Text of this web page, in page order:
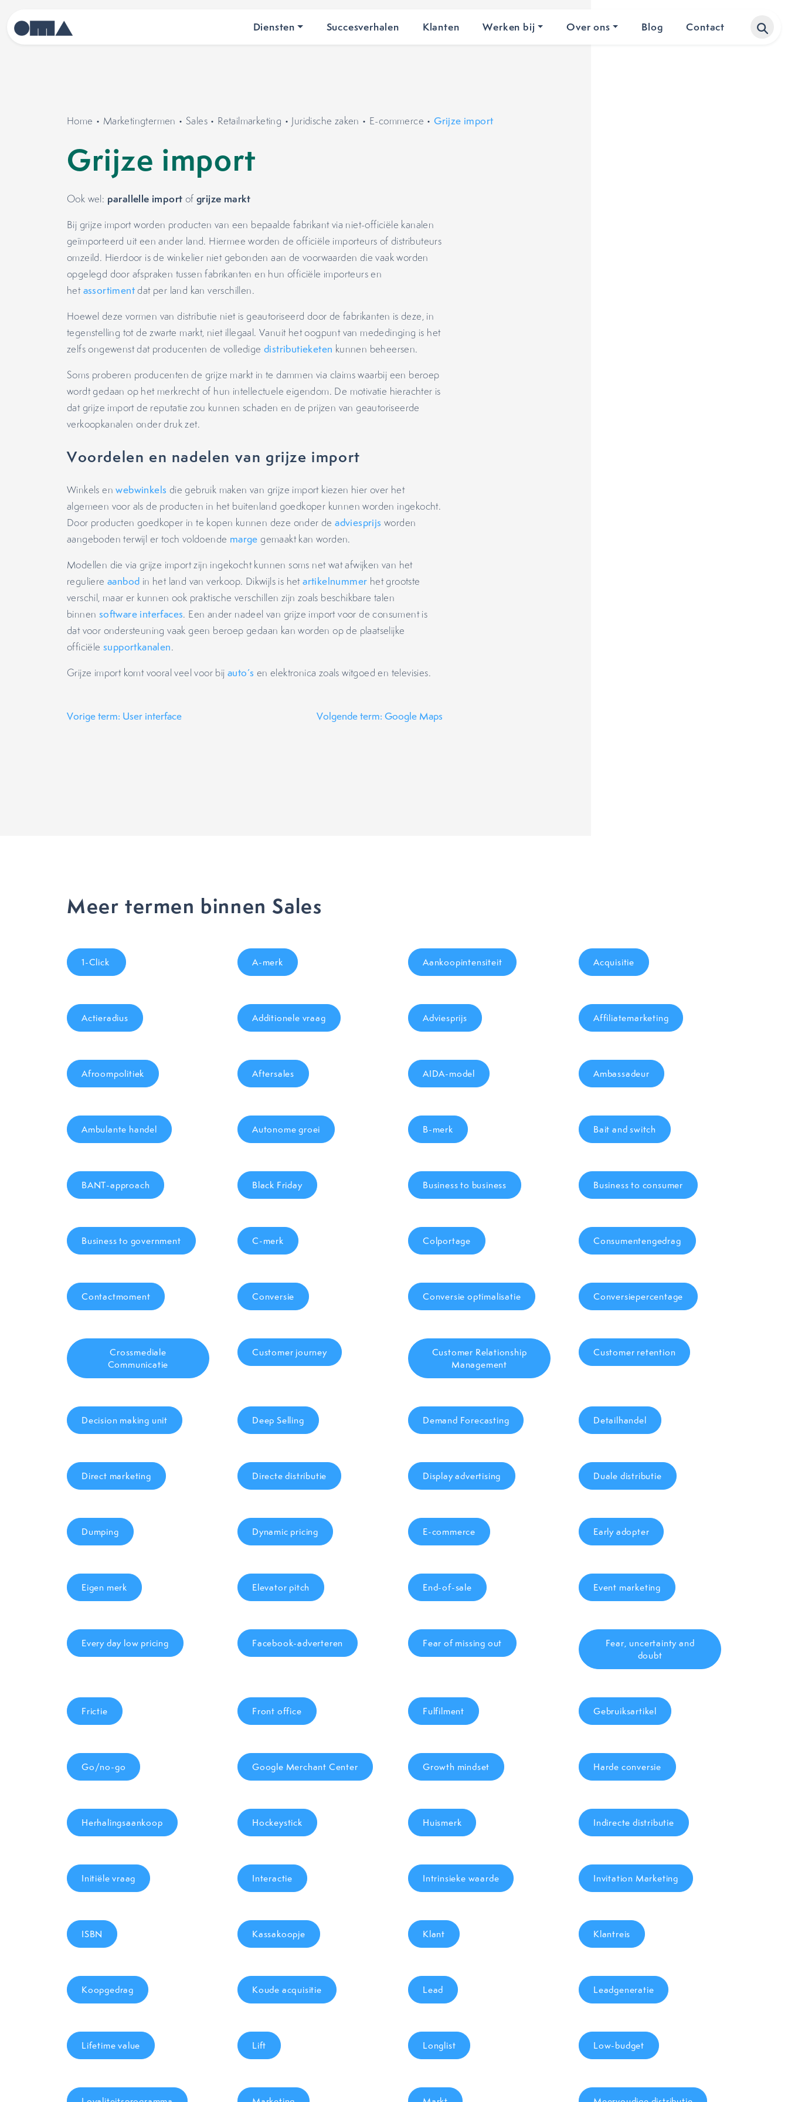
Diensten Succesverhalen Klanten Werken bij Over ons Blog Contact
Home • Marketingtermen •Sales • Retailmarketing • Juridische zaken • E-commerce •Grijze import
Grijze import
Ook wel: parallelle import ofgrijze markt
Bij grijze import worden producten van een bepaalde fabrikant via niet-officiële kanalen
geïmporteerd uit een ander land. Hiermee worden de officiële importeurs of distributeurs
omzeild. Hierdoor is de winkelier niet gebonden aan de voorwaarden die vaak worden
opgelegd door afspraken tussen fabrikanten en hun officiële importeurs en
hetassortimentdat per land kan verschillen.
Hoewel deze vormen van distributie niet is geautoriseerd door de fabrikanten is deze, in
tegenstelling tot de zwarte markt, niet illegaal. Vanuit het oogpunt van mededinging is het
zelfs ongewenst dat producenten de volledige distributieketen kunnen beheersen.
Soms proberen producenten de grijze markt in te dammen via claims waarbij een beroep
wordt gedaan op het merkrecht of hun intellectuele eigendom. De motivatie hierachter is
dat grijze import de reputatie zou kunnen schaden en de prijzen van geautoriseerde
verkoopkanalen onder druk zet.
Voordelen en nadelen van grijze import
Winkels enwebwinkels die gebruik maken van grijze import kiezen hier over het
algemeen voor als de producten in het buitenland goedkoper kunnen worden ingekocht.
Door producten goedkoper in te kopen kunnen deze onder deadviesprijs worden
aangeboden terwijl er toch voldoende marge gemaakt kan worden.
Modellen die via grijze import zijn ingekocht kunnen soms net wat afwijken van het
reguliereaanbod in het land van verkoop. Dikwijls is hetartikelnummer het grootste
verschil, maar er kunnen ook praktische verschillen zijn zoals beschikbare talen
binnen software interfaces. Een ander nadeel van grijze import voor de consument is
dat voor ondersteuning vaak geen beroep gedaan kan worden op de plaatselijke
officiële supportkanalen.
Grijze import komt vooral veel voor bij auto’s en elektronica zoals witgoed en televisies.
Vorige term: User interface Volgende term: Google Maps
Meer termen binnen Sales
1-Click A-merk Aankoopintensiteit Acquisitie
Actieradius Additionele vraag Adviesprijs Affiliatemarketing
Afroompolitiek Aftersales AIDA-model Ambassadeur
Ambulante handel Autonome groei B-merk Bait and switch
BANT-approach Black Friday Business to business Business to consumer
Business to government C-merk Colportage Consumentengedrag
Contactmoment Conversie Conversie optimalisatie Conversiepercentage
Crossmediale
Communicatie
Customer journey
Customer Relationship
Management
Customer retention
Decision making unit Deep Selling Demand Forecasting Detailhandel
Direct marketing Directe distributie Display advertising Duale distributie
Dumping Dynamic pricing E-commerce Early adopter
Eigen merk Elevator pitch End-of-sale Event marketing
Every day low pricing Facebook-adverteren Fear of missing out
Fear, uncertainty and
doubt
Frictie Front office Fulfilment Gebruiksartikel
Go/no-go Google Merchant Center Growth mindset Harde conversie
Herhalingsaankoop Hockeystick Huismerk Indirecte distributie
Initiële vraag Interactie Intrinsieke waarde Invitation Marketing
ISBN Kassakoopje Klant Klantreis
Koopgedrag Koude acquisitie Lead Leadgeneratie
Lifetime value Lift Longlist Low-budget